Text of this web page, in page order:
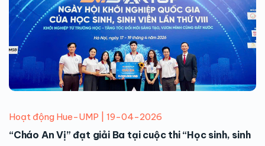
Hoạt động Hue-UMP | 19-04-2026
“Cháo An Vị” đạt giải Ba tại cuộc thi “Học sinh, sinh